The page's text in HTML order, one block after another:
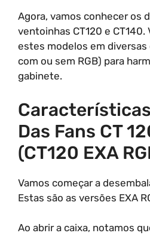
Agora, vamos conhecer os
ventoinhas CT120 e
estes modelos em diversas
com ou sem RGB) para
gabinete.
Das Fans CT
(CT120 EXA
Vamos começar a
Estas são as versões EXA
Ao abrir a caixa, notamos